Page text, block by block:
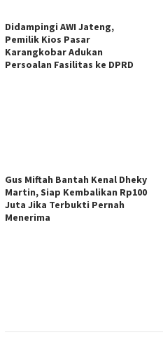
Didampingi AWI Jateng,
Pemilik Kios Pasar
Karangkobar Adukan
Persoalan Fasilitas ke DPRD
Gus Miftah Bantah Kenal Dheky
Martin, Siap Kembalikan Rp100
Juta Jika Terbukti Pernah
Menerima